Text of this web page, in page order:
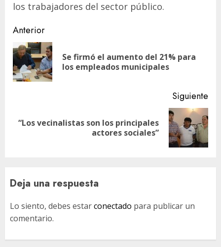
los trabajadores del sector público.
Navegación
de
entradas
Anterior
Se firmó el aumento del 21% para
los empleados municipales
Siguiente
Siguiente
“Los vecinalistas son los principales
actores sociales”
Deja una respuesta
Lo siento, debes estarconectado para publicar un
comentario.